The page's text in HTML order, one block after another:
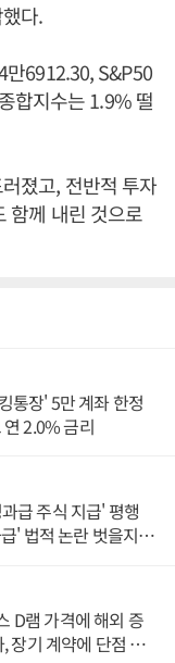
다.
6912.30, S&P50
합지수는 1.9% 떨
졌고, 전반적 투자
함께 내린 것으로
통장' 5만 계좌 한정
2.0% 금리
급 주식 지급' 평행
' 법적 논란 벗을지 주
D램 가격에 해외 증
장기 계약에 단점 부